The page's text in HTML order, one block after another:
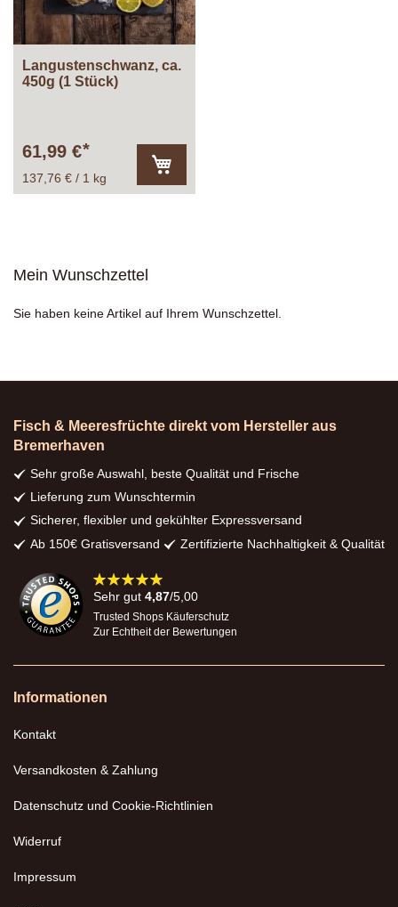
Langustenschwanz, ca.
450g (1 Stück)
61,99 €
137,76 € / 1 kg
den
Mein Wunschzettel
Sie haben keine Artikel auf Ihrem Wunschzettel.
Fisch & Meeresfrüchte direkt vom Hersteller aus
Bremerhaven
Sehr große Auswahl, beste Qualität und Frische
Lieferung zum Wunschtermin
Sicherer, flexibler und gekühlter Expressversand
Ab 150€ Gratisversand
Zertifizierte Nachhaltigkeit & Qualität
98%
Sehr gut 4,87/5,00
Trusted Shops Käuferschutz
Zur Echtheit der Bewertungen
Informationen
Kontakt
Versandkosten & Zahlung
Datenschutz und Cookie-Richtlinien
Widerruf
Impressum